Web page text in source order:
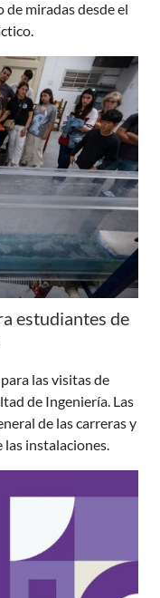
miradas desde el
estudiantes de
las visitas de
de Ingeniería. Las
de las carreras y
instalaciones.